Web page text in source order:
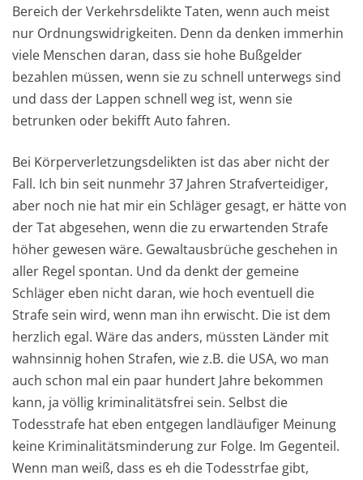
Bereich der Verkehrsdelikte Taten, wenn auch meist
nur Ordnungswidrigkeiten. Denn da denken immerhin
viele Menschen daran, dass sie hohe Bußgelder
bezahlen müssen, wenn sie zu schnell unterwegs sind
und dass der Lappen schnell weg ist, wenn sie
betrunken oder bekifft Auto fahren.
Bei Körperverletzungsdelikten ist das aber nicht der
Fall. Ich bin seit nunmehr 37 Jahren Strafverteidiger,
aber noch nie hat mir ein Schläger gesagt, er hätte von
der Tat abgesehen, wenn die zu erwartenden Strafe
höher gewesen wäre. Gewaltausbrüche geschehen in
aller Regel spontan. Und da denkt der gemeine
Schläger eben nicht daran, wie hoch eventuell die
Strafe sein wird, wenn man ihn erwischt. Die ist dem
herzlich egal. Wäre das anders, müssten Länder mit
wahnsinnig hohen Strafen, wie z.B. die USA, wo man
auch schon mal ein paar hundert Jahre bekommen
kann, ja völlig kriminalitätsfrei sein. Selbst die
Todesstrafe hat eben entgegen landläufiger Meinung
keine Kriminalitätsminderung zur Folge. Im Gegenteil.
Wenn man weiß, dass es eh die Todesstrfae gibt,